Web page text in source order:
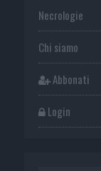
Necrologie
Chi siamo
Abbonati
Login